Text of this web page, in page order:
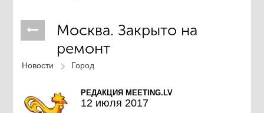
Москва. Закрыто на
ремонт
Новости Город
РЕДАКЦИЯ MEETING.LV
12 июля 2017